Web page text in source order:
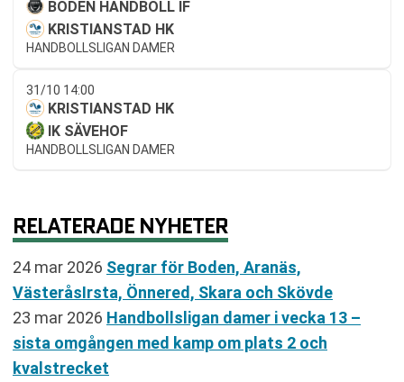
BODEN HANDBOLL IF
KRISTIANSTAD HK
HANDBOLLSLIGAN DAMER
31/10 14:00
KRISTIANSTAD HK
IK SÄVEHOF
HANDBOLLSLIGAN DAMER
RELATERADE NYHETER
24 mar 2026 Segrar för Boden, Aranäs,
VästeråsIrsta, Önnered, Skara och Skövde
23 mar 2026 Handbollsligan damer i vecka 13 –
sista omgången med kamp om plats 2 och
kvalstrecket